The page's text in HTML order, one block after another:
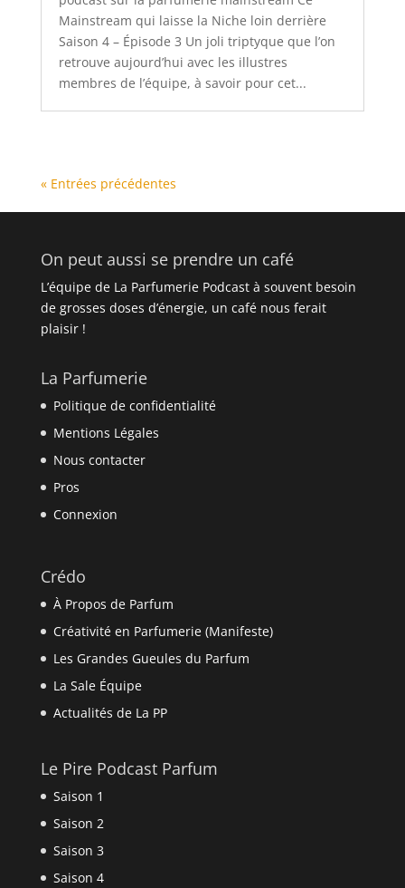
Mainstream qui laisse la Niche loin derrière
Saison 4 – Épisode 3 Un joli triptyque que l’on
retrouve aujourd’hui avec les illustres
membres de l’équipe, à savoir pour cet...
« Entrées précédentes
On peut aussi se prendre un café
L’équipe de La Parfumerie Podcast à souvent besoin
de grosses doses d’énergie, un café nous ferait
plaisir !
La Parfumerie
Politique de confidentialité
Mentions Légales
Nous contacter
Pros
Connexion
Crédo
À Propos de Parfum
Créativité en Parfumerie (Manifeste)
Les Grandes Gueules du Parfum
La Sale Équipe
Actualités de La PP
Le Pire Podcast Parfum
Saison 1
Saison 2
Saison 3
Saison 4